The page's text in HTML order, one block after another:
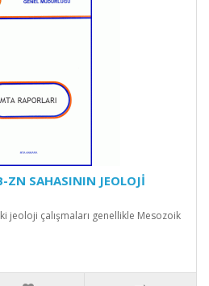
ZN SAHASININ JEOLOJİ
çalışmaları genellikle Mesozoik